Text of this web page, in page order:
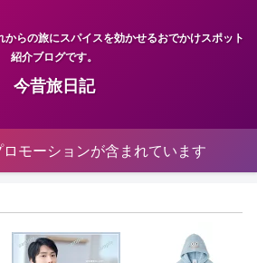
らの旅にスパイスを効かせるおでかけスポット
紹介ブログです。
今昔旅日記
モーションが含まれています